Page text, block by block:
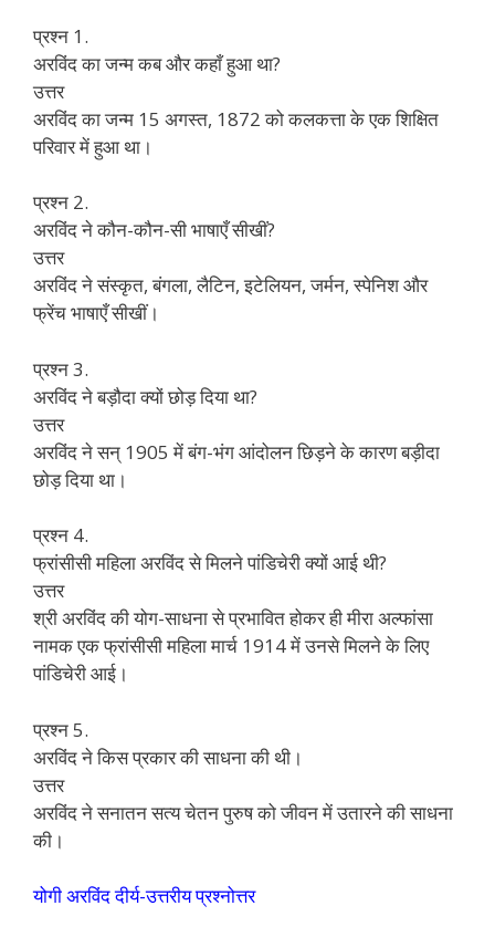
प्रश्न 1.
अरविंद का जन्म कब और कहाँ हुआ था?
उत्तर
अरविंद का जन्म 15 अगस्त, 1872 को कलकत्ता के एक शिक्षित
परिवार में हुआ था।
प्रश्न 2.
अरविंद ने कौन-कौन-सी भाषाएँ सीखीं?
उत्तर
अरविंद ने संस्कृत, बंगला, लैटिन, इटेलियन, जर्मन, स्पेनिश और
फ्रेंच भाषाएँ सीखीं।
प्रश्न 3.
अरविंद ने बड़ौदा क्यों छोड़ दिया था?
उत्तर
अरविंद ने सन् 1905 में बंग-भंग आंदोलन छिड़ने के कारण बड़ीदा
छोड़ दिया था।
प्रश्न 4.
फ्रांसीसी महिला अरविंद से मिलने पांडिचेरी क्यों आई थी?
उत्तर
श्री अरविंद की योग-साधना से प्रभावित होकर ही मीरा अल्फांसा
नामक एक फ्रांसीसी महिला मार्च 1914 में उनसे मिलने के लिए
पांडिचेरी आई।
प्रश्न 5.
अरविंद ने किस प्रकार की साधना की थी।
उत्तर
अरविंद ने सनातन सत्य चेतन पुरुष को जीवन में उतारने की साधना
की।
योगी अरविंद दीर्य-उत्तरीय प्रश्नोत्तर